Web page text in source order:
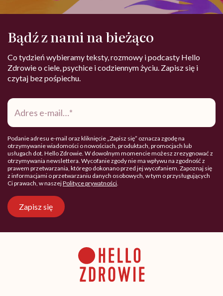
Bądź z nami na bieżąco
Co tydzień wybieramy teksty, rozmowy i podcasty Hello
Zdrowie o ciele, psychice i codziennym życiu. Zapisz się i
czytaj bez pośpiechu.
Adres
mail*
Podanie adresu e-mail oraz kliknięcie „Zapisz się” oznacza zgodę na
otrzymywanie wiadomości o nowościach, produktach, promocjach lub
usługach dot. Hello Zdrowie. W dowolnym momencie możesz zrezygnować z
otrzymywania newslettera. Wycofanie zgody nie ma wpływu na zgodność z
prawem przetwarzania, którego dokonano przed jej wycofaniem. Zapoznaj się
z informacjami o przetwarzaniu danych osobowych, w tym o przysługujących
Ci prawach, w naszejPolityce prywatności.
Zapisz się